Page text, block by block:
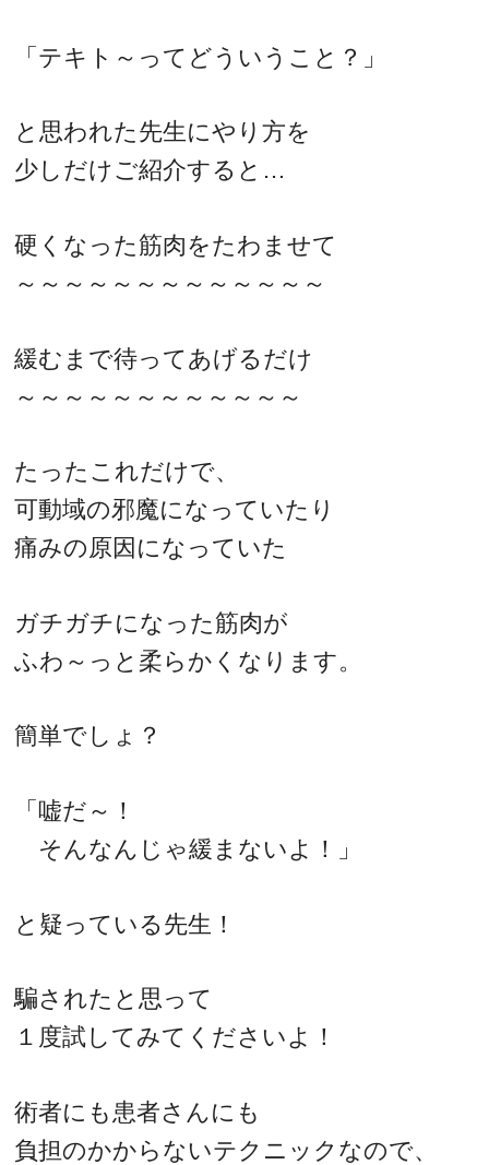
「テキト～ってどういうこと？」
と思われた先生にやり方を
少しだけご紹介すると…
硬くなった筋肉をたわませて
～～～～～～～～～～～～～
緩むまで待ってあげるだけ
～～～～～～～～～～～～
たったこれだけで、
可動域の邪魔になっていたり
痛みの原因になっていた
ガチガチになった筋肉が
ふわ～っと柔らかくなります。
簡単でしょ？
「嘘だ～！
そんなんじゃ緩まないよ！」
と疑っている先生！
騙されたと思って
１度試してみてくださいよ！
術者にも患者さんにも
負担のかからないテクニックなので、